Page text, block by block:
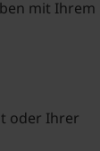
mit Ihrem
oder Ihrer